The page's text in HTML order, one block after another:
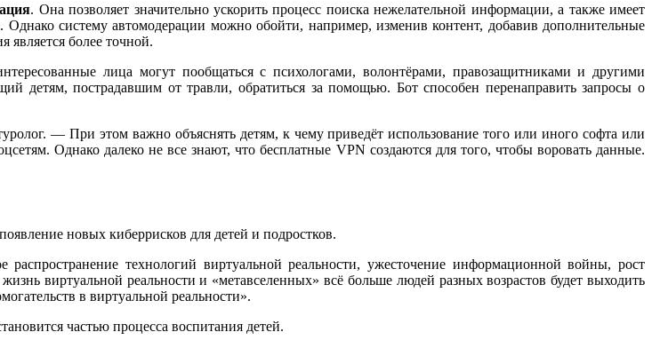
. Она позволяет значительно ускорить процесс поиска нежелательной информации, а также имеет
систему автомодерации можно обойти, например, изменив контент, добавив дополнительные
является более точной.
лица могут пообщаться с психологами, волонтёрами, правозащитниками и другими
детям, пострадавшим от травли, обратиться за помощью. Бот способен перенаправить запросы о
— При этом важно объяснять детям, к чему приведёт использование того или иного софта или
Однако далеко не все знают, что бесплатные VPN создаются для того, чтобы воровать данные.
новых киберрисков для детей и подростков.
технологий виртуальной реальности, ужесточение информационной войны, рост
виртуальной реальности и «метавселенных» всё больше людей разных возрастов будет выходить
в виртуальной реальности».
частью процесса воспитания детей.